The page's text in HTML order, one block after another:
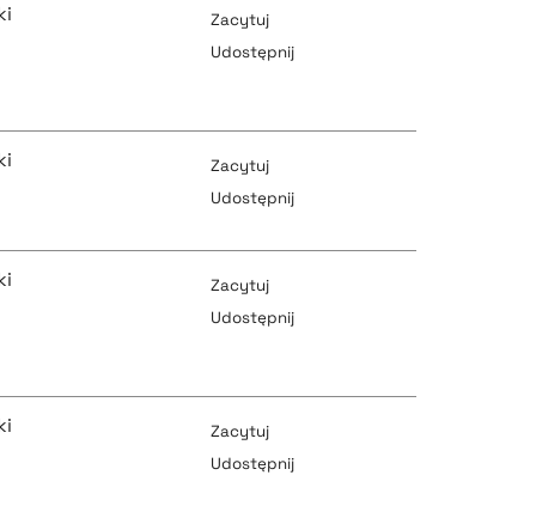
pobierz cytat
pobierz cytat
Zacytuj
Udostępnij
pobierz cytat
pobierz cytat
Zacytuj
Udostępnij
pobierz cytat
Zacytuj
Udostępnij
Zacytuj
Udostępnij